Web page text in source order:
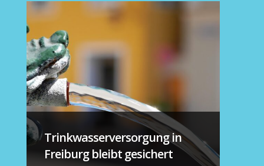
Trinkwasserversorgung in
Freiburg bleibt gesichert